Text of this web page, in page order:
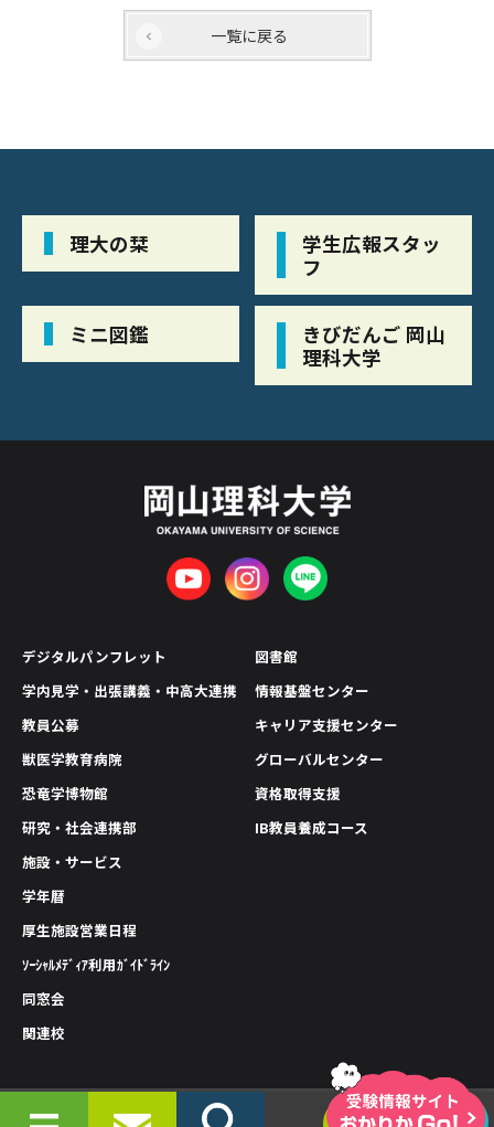
一覧に戻る
理大の栞
学生広報スタッ
フ
ミニ図鑑
きびだんご 岡山
理科大学
デジタルパンフレット
学内見学・出張講義・中高大連携
教員公募
獣医学教育病院
恐竜学博物館
研究・社会連携部
図書館
情報基盤センター
キャリア支援センター
グローバルセンター
資格取得支援
IB教員養成コース
施設・サービス
学年暦
厚生施設営業日程
ｿｰｼｬﾙﾒﾃﾞｨｱ利用ｶﾞｲﾄﾞﾗｲﾝ
同窓会
関連校
情報公開
プライバシーポリシー